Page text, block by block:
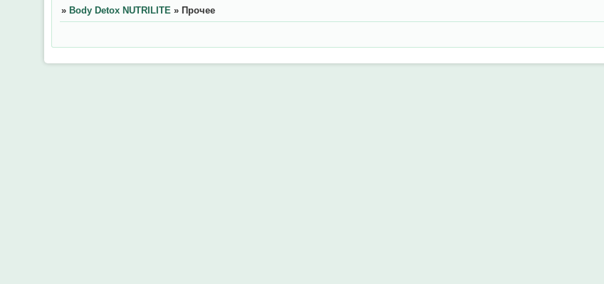
» Body Detox NUTRILITE » Прочее